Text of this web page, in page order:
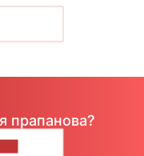
прапанова?